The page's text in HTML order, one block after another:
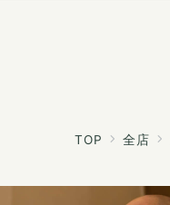
TOP 全店